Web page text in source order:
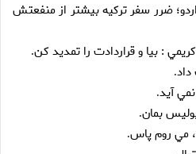
ضرر سفر تركيه بيشتر از منفعتش
: بيا و قراردادت را تمديد كن.
.
.
بمان.
، مي روم پاس.